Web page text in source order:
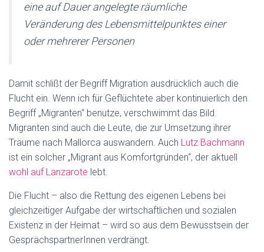
eine auf Dauer angelegte räumliche
Veränderung des Lebensmittelpunktes einer
oder mehrerer Personen
Damit schlißt der Begriff Migration ausdrücklich auch die
Flucht ein. Wenn ich für Geflüchtete aber kontinuierlich den
Begriff „Migranten“ benutze, verschwimmt das Bild.
Migranten sind auch die Leute, die zur Umsetzung ihrer
Träume nach Mallorca auswandern. Auch Lutz Bachmann
ist ein solcher „Migrant aus Komfortgründen“, der aktuell
wohl auf Lanzarote lebt.
Die Flucht – also die Rettung des eigenen Lebens bei
gleichzeitiger Aufgabe der wirtschaftlichen und sozialen
Existenz in der Heimat – wird so aus dem Bewusstsein der
GesprächspartnerInnen verdrängt.